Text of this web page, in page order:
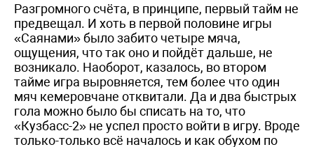
Разгромного счёта, в принципе, первый тайм не
предвещал. И хоть в первой половине игры
«Саянами» было забито четыре мяча,
ощущения, что так оно и пойдёт дальше, не
возникало. Наоборот, казалось, во втором
тайме игра выровняется, тем более что один
мяч кемеровчане отквитали. Да и два быстрых
гола можно было бы списать на то, что
«Кузбасс-2» не успел просто войти в игру. Вроде
только-только всё началось и как обухом по